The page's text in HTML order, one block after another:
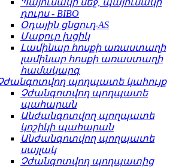
Պայուսակի մեջ, պայուսակի
դուրս - BIBO
Օդային ցնցուղ-AS
Մաքուր խցիկ
Լամինար հոսքի առաստաղի
լամինար հոսքի առաստաղի
համակարգ
պողպատե կահույք
Չժանգոտվող պողպատե
պահարան
Անժանգոտվող պողպատե
կոշիկի պահարան
Անժանգոտվող պողպատե
սայլակ
Չժանգոտվող պողպատից